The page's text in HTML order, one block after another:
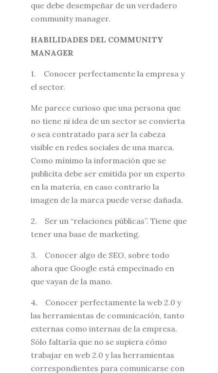
que debe desempeñar de un verdadero
community manager.
HABILIDADES DEL COMMUNITY
MANAGER
1. Conocer perfectamente la empresa y
el sector.
Me parece curioso que una persona que
no tiene ni idea de un sector se convierta
o sea contratado para ser la cabeza
visible en redes sociales de una marca.
Como mínimo la información que se
publicita debe ser emitida por un experto
en la materia, en caso contrario la
imagen de la marca puede verse dañada.
2. Ser un “relaciones públicas”. Tiene que
tener una base de marketing.
3. Conocer algo de SEO, sobre todo
ahora que Google está empecinado en
que vayan de la mano.
4. Conocer perfectamente la web 2.0 y
las herramientas de comunicación, tanto
externas como internas de la empresa.
Sólo faltaría que no se supiera cómo
trabajar en web 2.0 y las herramientas
correspondientes para comunicarse con